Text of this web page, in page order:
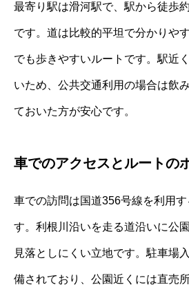
最寄り駅は滑河駅で、駅から徒歩
です。道は比較的平坦で分かりや
でも歩きやすいルートです。駅近
いため、公共交通利用の場合は飲
ておいた方が安心です。
車でのアクセスとルートの
車での訪問は国道356号線を利用
す。利根川沿いを走る道沿いに公
見落としにくい立地です。駐車場
備されており、公園近くには直売